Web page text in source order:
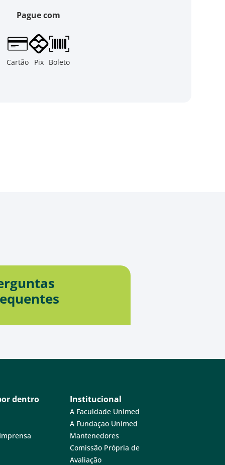
Pague com
Cartão Pix Boleto
dentro Institucional
A Faculdade Unimed
A Fundaçao Unimed
Mantenedores
Comissão Própria de
Avaliação